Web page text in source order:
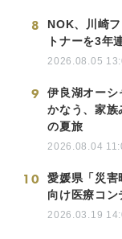
8
NOK、川崎
トナーを3年
2026.08.05
9
伊良湖オーシ
かなう、家族
の夏旅
2026.08.04
10
愛媛県「災害
向け医療コン
2026.03.19